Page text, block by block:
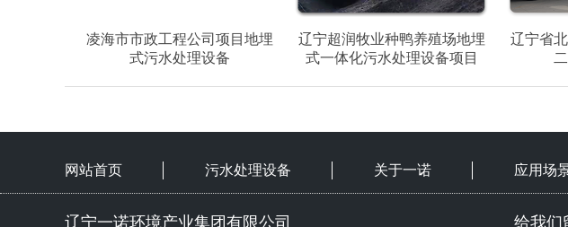
凌海市市政工程公司项目地埋
式污水处理设备
辽宁超润牧业种鸭养殖场地埋
式一体化污水处理设备项目
辽宁省
网站首页 污水处理设备 关于一诺 应用场
辽宁一诺环境产业集团有限公司 给我们